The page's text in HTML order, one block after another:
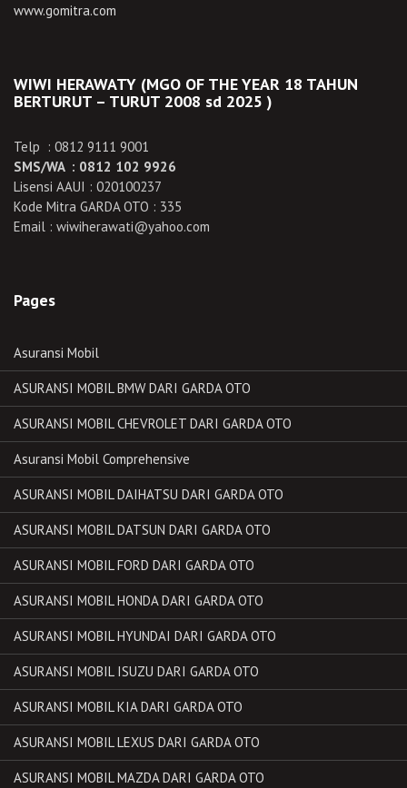
www.gomitra.com
WIWI HERAWATY (MGO OF THE YEAR 18 TAHUN
BERTURUT – TURUT 2008 sd 2025 )
Telp : 0812 9111 9001
SMS/WA : 0812 102 9926
Lisensi AAUI : 020100237
Kode Mitra GARDA OTO : 335
Email : wiwiherawati@yahoo.com
Pages
Asuransi Mobil
ASURANSI MOBIL BMW DARI GARDA OTO
ASURANSI MOBIL CHEVROLET DARI GARDA OTO
Asuransi Mobil Comprehensive
ASURANSI MOBIL DAIHATSU DARI GARDA OTO
ASURANSI MOBIL DATSUN DARI GARDA OTO
ASURANSI MOBIL FORD DARI GARDA OTO
ASURANSI MOBIL HONDA DARI GARDA OTO
ASURANSI MOBIL HYUNDAI DARI GARDA OTO
ASURANSI MOBIL ISUZU DARI GARDA OTO
ASURANSI MOBIL KIA DARI GARDA OTO
ASURANSI MOBIL LEXUS DARI GARDA OTO
ASURANSI MOBIL MAZDA DARI GARDA OTO